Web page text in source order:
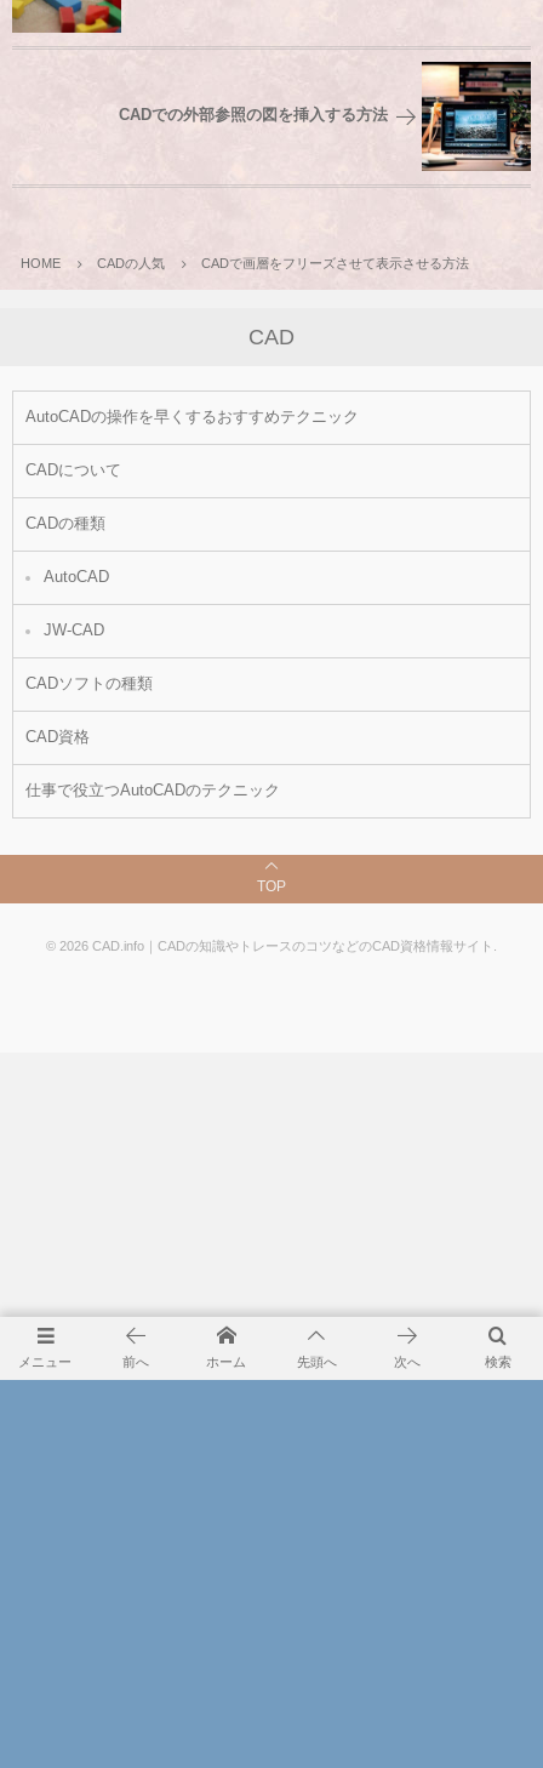
CADでの外部参照の図を挿入する方法
HOME CADの人気 CADで画層をフリーズさせて表示させる方法
CAD
AutoCADの操作を早くするおすすめテクニック
CADについて
CADの種類
AutoCAD
JW-CAD
CADソフトの種類
CAD資格
仕事で役立つAutoCADのテクニック
TOP
© 2026 CAD.info｜CADの知識やトレースのコツなどのCAD資格情報サイト
メニュー 検索
前へ ホーム 先頭へ 次へ